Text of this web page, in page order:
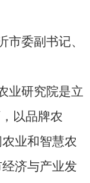
委副书记、
业研究院是立
以品牌农
业和智慧农
济与产业发